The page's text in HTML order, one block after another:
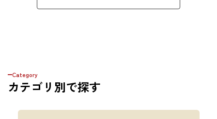
Category
カテゴリ 別で探す